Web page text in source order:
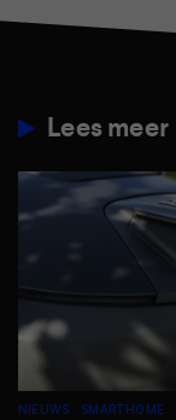
Lees meer
NIEUWS SMARTHOME